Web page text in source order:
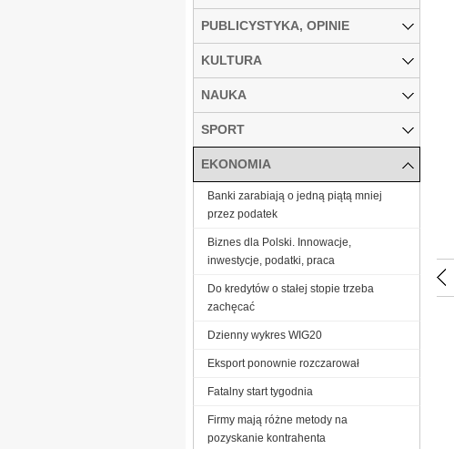
PUBLICYSTYKA, OPINIE
KULTURA
NAUKA
SPORT
EKONOMIA
Banki zarabiają o jedną piątą mniej
przez podatek
Biznes dla Polski. Innowacje,
inwestycje, podatki, praca
Do kredytów o stałej stopie trzeba
zachęcać
Dzienny wykres WIG20
Eksport ponownie rozczarował
Fatalny start tygodnia
Firmy mają różne metody na
pozyskanie kontrahenta